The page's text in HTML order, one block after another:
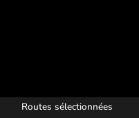
Routes sélectionnées